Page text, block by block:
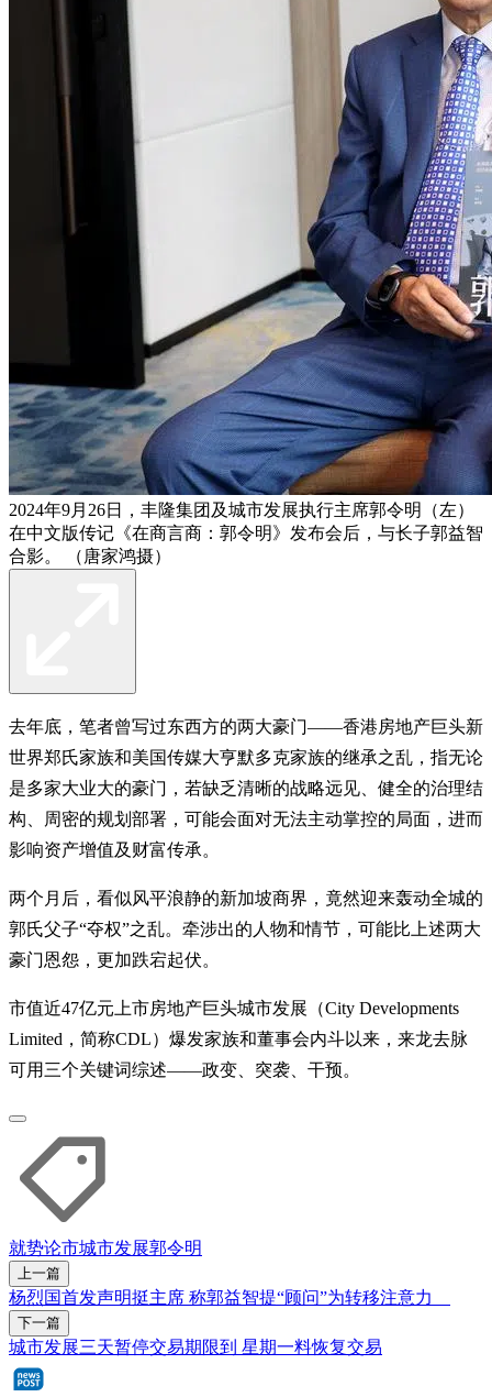
2024年9月26日，丰隆集团及城市发展执行主席郭令明（左）
在中文版传记《在商言商：郭令明》发布会后，与长子郭益智
合影。 （唐家鸿摄）
去年底，笔者曾写过东西方的两大豪门——香港房地产巨头新
世界郑氏家族和美国传媒大亨默多克家族的继承之乱，指无论
是多家大业大的豪门，若缺乏清晰的战略远见、健全的治理结
构、周密的规划部署，可能会面对无法主动掌控的局面，进而
影响资产增值及财富传承。
两个月后，看似风平浪静的新加坡商界，竟然迎来轰动全城的
郭氏父子“夺权”之乱。牵涉出的人物和情节，可能比上述两大
豪门恩怨，更加跌宕起伏。
市值近47亿元上市房地产巨头城市发展（City Developments
Limited，简称CDL）爆发家族和董事会内斗以来，来龙去脉
可用三个关键词综述——政变、突袭、干预。
就势论市城市发展郭令明
上一篇
杨烈国​首发声明挺主席 称郭益智​提“顾问”为转移注意​力
下一篇
城市发展三天暂停交易期限到 星期一料恢复交易